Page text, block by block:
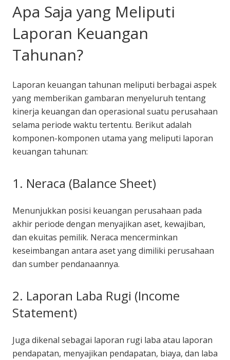
Apa Saja yang Meliputi
Laporan Keuangan
Tahunan?
Laporan keuangan tahunan meliputi berbagai aspek
yang memberikan gambaran menyeluruh tentang
kinerja keuangan dan operasional suatu perusahaan
selama periode waktu tertentu. Berikut adalah
komponen-komponen utama yang meliputi laporan
keuangan tahunan:
1. Neraca (Balance Sheet)
Menunjukkan posisi keuangan perusahaan pada
akhir periode dengan menyajikan aset, kewajiban,
dan ekuitas pemilik. Neraca mencerminkan
keseimbangan antara aset yang dimiliki perusahaan
dan sumber pendanaannya.
2. Laporan Laba Rugi (Income
Statement)
Juga dikenal sebagai laporan rugi laba atau laporan
pendapatan, menyajikan pendapatan, biaya, dan laba